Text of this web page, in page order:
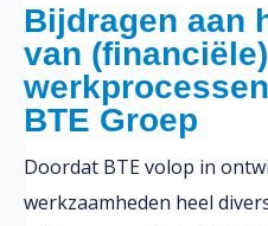
Bijdragen aan
van (financiële)
BTE Groep
Doordat BTE volop in
werkzaamheden heel